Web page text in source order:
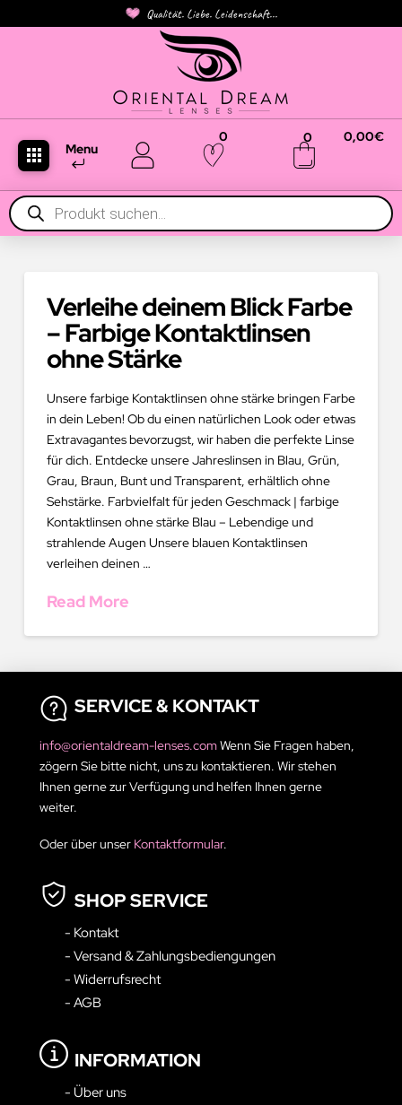
Qualität. Liebe. Leidenschaft...
Menu
0 0 0,00€
Products
search
Verleihe deinem Blick Farbe
– Farbige Kontaktlinsen
ohne Stärke
Unsere farbige Kontaktlinsen ohne stärke bringen Farbe
in dein Leben! Ob du einen natürlichen Look oder etwas
Extravagantes bevorzugst, wir haben die perfekte Linse
für dich. Entdecke unsere Jahreslinsen in Blau, Grün,
Grau, Braun, Bunt und Transparent, erhältlich ohne
Sehstärke. Farbvielfalt für jeden Geschmack | farbige
Kontaktlinsen ohne stärke Blau – Lebendige und
strahlende Augen Unsere blauen Kontaktlinsen
verleihen deinen …
Read More
SERVICE & KONTAKT
info@orientaldream-lenses.comWenn Sie Fragen haben,
zögern Sie bitte nicht, uns zu kontaktieren. Wir stehen
Ihnen gerne zur Verfügung und helfen Ihnen gerne
weiter.
Oder über unser Kontaktformular.
SHOP SERVICE
- Kontakt
- Versand & Zahlungsbediengungen
- Widerrufsrecht
- AGB
INFORMATION
- Über uns